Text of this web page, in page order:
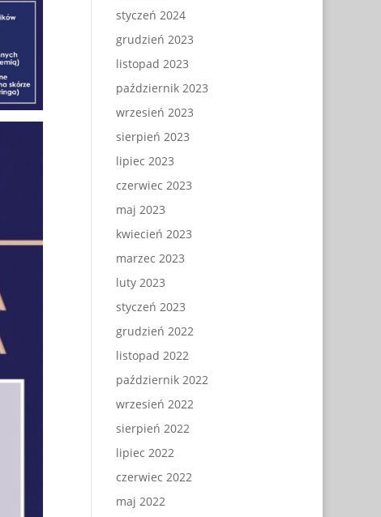
styczeń 2024
grudzień 2023
listopad 2023
październik 2023
wrzesień 2023
sierpień 2023
lipiec 2023
czerwiec 2023
maj 2023
kwiecień 2023
marzec 2023
luty 2023
styczeń 2023
grudzień 2022
listopad 2022
październik 2022
wrzesień 2022
sierpień 2022
lipiec 2022
czerwiec 2022
maj 2022